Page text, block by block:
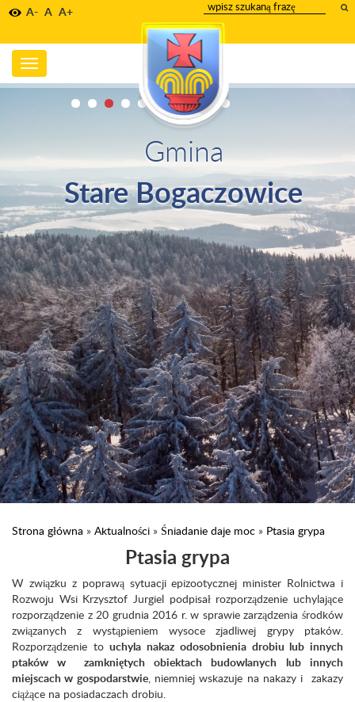
A- A A+
wpisz
szukany
tekst
Toggle
navigation
Gmina
Stare Bogaczowice
Strona główna » Aktualności » Śniadanie daje moc » Ptasia grypa
Ptasia grypa
W związku z poprawą sytuacji epizootycznej minister Rolnictwa i
Rozwoju Wsi Krzysztof Jurgiel podpisał rozporządzenie uchylające
rozporządzenie z 20 grudnia 2016 r. w sprawie zarządzenia środków
związanych z wystąpieniem wysoce zjadliwej grypy ptaków.
Rozporządzenie touchyla nakaz odosobnienia drobiu lub innych
ptaków w zamkniętych obiektach budowlanych lub innych
miejscach w gospodarstwie, niemniej wskazuje na nakazy i zakazy
ciążące na posiadaczach drobiu.